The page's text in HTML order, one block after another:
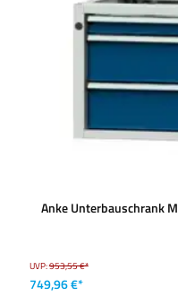
Anke Unterbauschrank
UVP:953,55 €*
749,96 €*